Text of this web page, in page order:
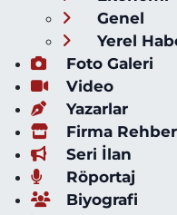
Genel
Yerel
Foto Galeri
Video
Yazarlar
Firma
Seri İlan
Röportaj
Biyografi